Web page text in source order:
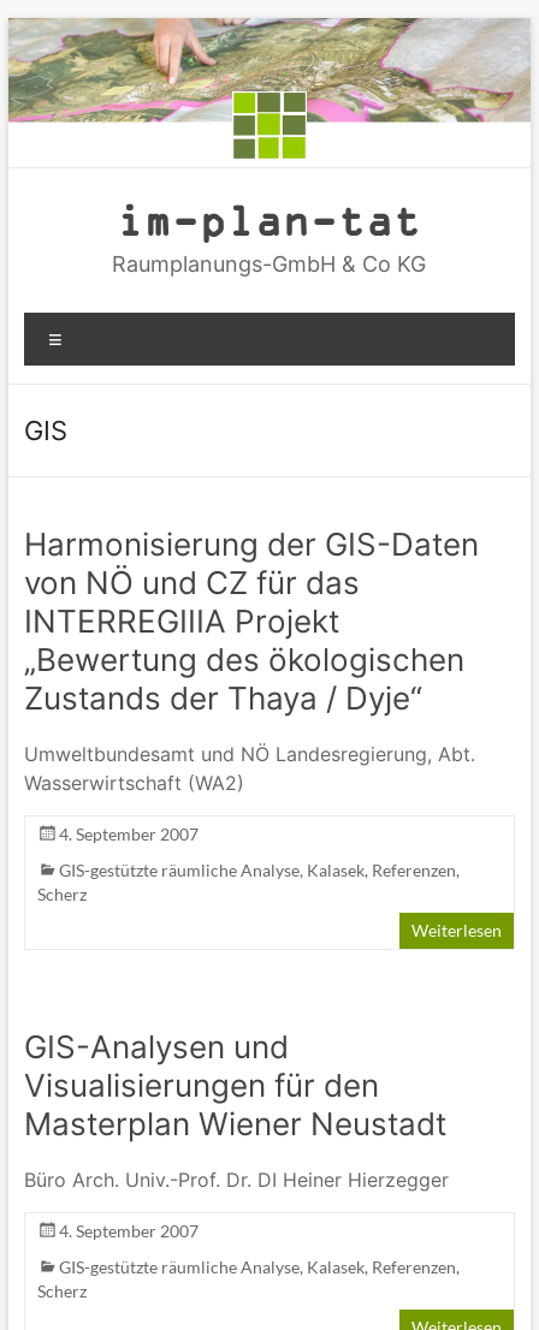
Zum
Inhalt
springen
im-plan-tat
Raumplanungs-GmbH & Co KG
GIS
Harmonisierung der GIS-Daten
von NÖ und CZ für das
INTERREGIIIA Projekt
„Bewertung des ökologischen
Zustands der Thaya / Dyje“
Umweltbundesamt und NÖ Landesregierung, Abt.
Wasserwirtschaft (WA2)
4. September 2007
GIS-gestützte räumliche Analyse, Kalasek, Referenzen,
Scherz
Weiterlesen
GIS-Analysen und
Visualisierungen für den
Masterplan Wiener Neustadt
Büro Arch. Univ.-Prof. Dr. DI Heiner Hierzegger
4. September 2007
GIS-gestützte räumliche Analyse, Kalasek, Referenzen,
Scherz